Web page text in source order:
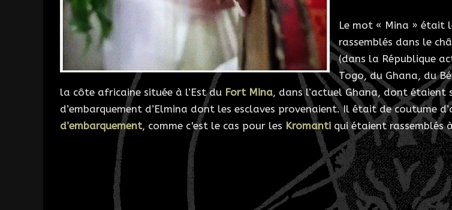
Le mot « Mina » était
rassemblés dans le
(dans la République
Togo, du Ghana, du
la côte africaine située à l’Est du Fort Mina, dans l’actuel Ghana, dont étaient
d’embarquement d’Elmina dont les esclaves provenaient. Il était de coutume
d’embarquement, comme c'est le cas pour les Kromanti qui étaient rassemblés